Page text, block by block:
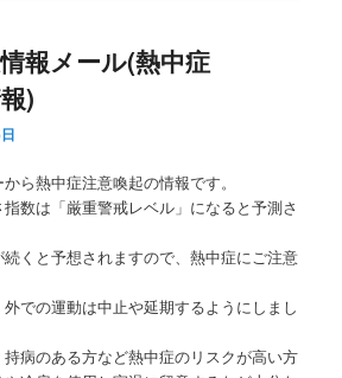
報メール(熱中症
)
ら熱中症注意喚起の情報です。
数は「厳重警戒レベル」になると予測さ
くと予想されますので、熱中症にご注意
での運動は中止や延期するようにしまし
病のある方など熱中症のリスクが高い方